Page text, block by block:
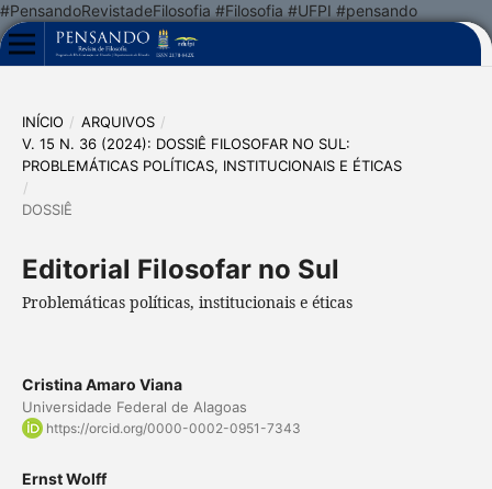
#PensandoRevistadeFilosofia #Filosofia #UFPI #pensando
INÍCIO / ARQUIVOS /
V. 15 N. 36 (2024): DOSSIÊ FILOSOFAR NO SUL:
PROBLEMÁTICAS POLÍTICAS, INSTITUCIONAIS E ÉTICAS
/
DOSSIÊ
Editorial Filosofar no Sul
Problemáticas políticas, institucionais e éticas
Cristina Amaro Viana
Universidade Federal de Alagoas
https://orcid.org/0000-0002-0951-7343
Ernst Wolff